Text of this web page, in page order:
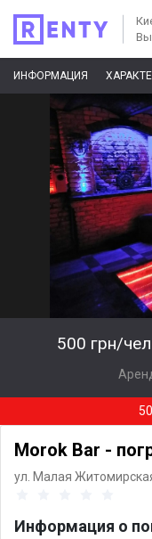
ИНФОРМАЦИЯ
500 грн/чел
Morok Bar -
ул. Малая
Информация о